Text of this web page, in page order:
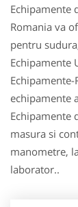
Echipamente
Romania va
pentru
Echipamente
echipamente
Echipamente
masura si
manometre,
laborator..